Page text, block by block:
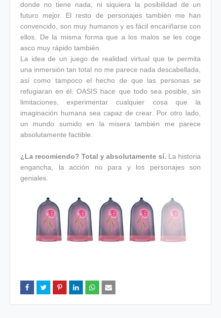
donde no tiene nada, ni siquiera la posibilidad de un
futuro mejor. El resto de personajes también me han
convencido, son muy humanos y es fácil encariñarse con
ellos. De la misma forma que a los malos se les coge
asco muy rápido también.
La idea de un juego de realidad virtual que te permita
una inmersión tan total no me parece nada descabellada,
así como tampoco el hecho de que las personas se
refugiaran en él. OASIS hace que todo sea posible, sin
limitaciones, experimentar cualquier cosa que la
imaginación humana sea capaz de crear. Por otro lado,
un mundo sumido en la misera también me parece
absolutamente factible.
¿La recomiendo? Total y absolutamente sí. La historia
engancha, la acción no para y los personajes son
geniales.